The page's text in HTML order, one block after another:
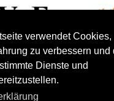
verwendet Cookies,
zu verbessern und
Dienste und
Angebote